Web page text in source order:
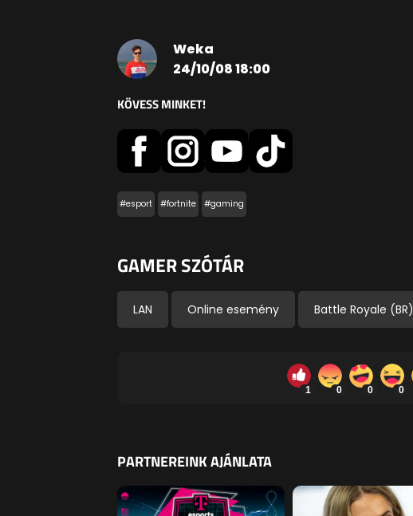
Weka
24/10/08 18:00
KÖVESS MINKET!
#esport #fortnite #gaming
GAMER SZÓTÁR
LAN Online esemény Battle Royale (BR)
1 0 0 0
PARTNEREINK AJÁNLATA